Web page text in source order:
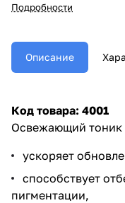
Подробности
Описание
Код товара: 4001
Освежающий тоник
ускоряет
способствует
пигментации,